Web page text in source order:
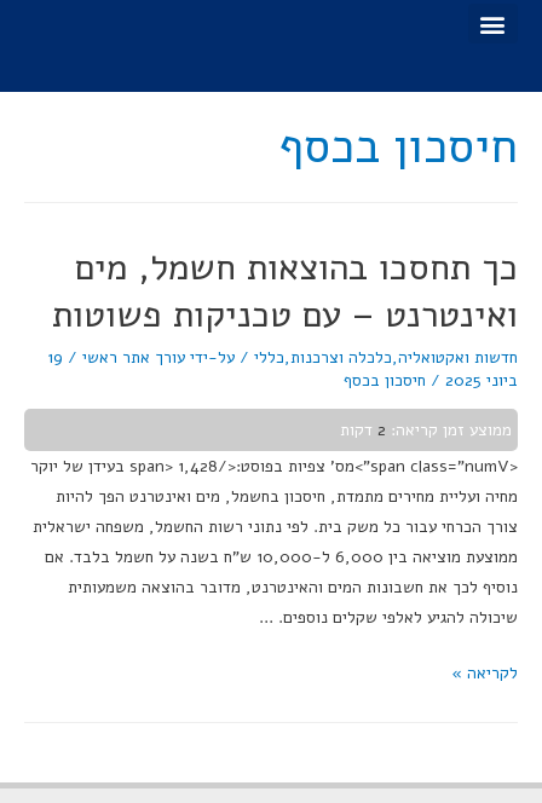
חיסכון בכסף
כך תחסכו בהוצאות חשמל, מים
ואינטרנט – עם טכניקות פשוטות
חדשות ואקטואליה,כלכלה וצרכנות,כללי / על-ידי עורך אתר ראשי /
19
ביוני 2025
/ חיסכון בכסף
ממוצע זמן קריאה: 2 דקות
<span class="numV">מס' צפיות בפוסט:</span> 1,428 בעידן של יוקר
מחיה ועליית מחירים מתמדת, חיסכון בחשמל, מים ואינטרנט הפך להיות
צורך הכרחי עבור כל משק בית. לפי נתוני רשות החשמל, משפחה ישראלית
ממוצעת מוציאה בין 6,000 ל-10,000 ש"ח בשנה על חשמל בלבד. אם
נוסיף לכך את חשבונות המים והאינטרנט, מדובר בהוצאה משמעותית
שיכולה להגיע לאלפי שקלים נוספים. …
לקריאה »